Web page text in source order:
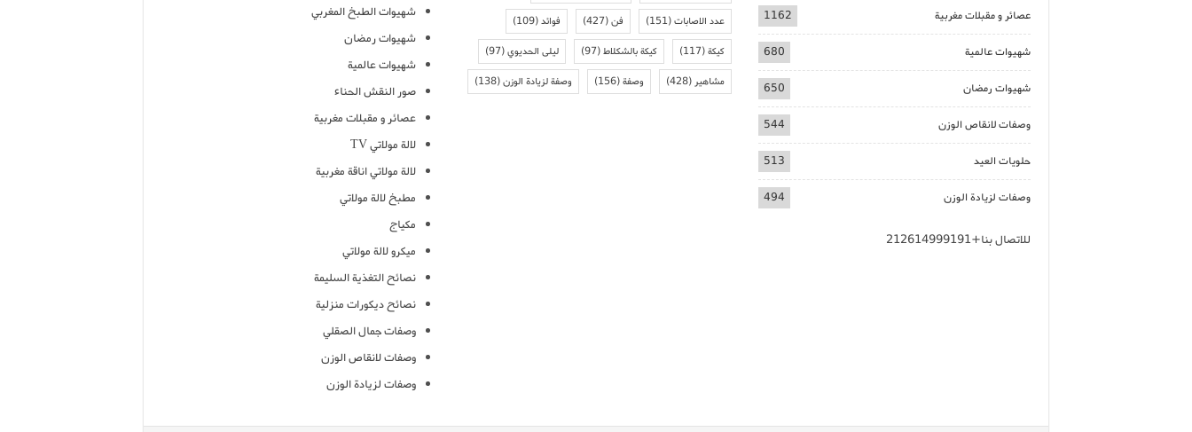
عصائر و مقبلات مغربية 1162
شهيوات عالمية 680
شهيوات رمضان 650
وصفات لانقاص الوزن 544
حلويات العيد 513
وصفات لزيادة الوزن 494
للاتصال بنا+212614999191
عدد الاصابات(151) فن(427) فوائد(109)
كيكة(117) كيكة بالشكلاط(97) ليلى الحديوي(97)
مشاهير(428) وصفة(156) وصفة لزيادة الوزن(138)
شهيوات الطبخ المغربي
شهيوات رمضان
شهيوات عالمية
صور النقش الحناء
عصائر و مقبلات مغربية
لالة مولاتي TV
لالة مولاتي اناقة مغربية
مطبخ لالة مولاتي
مكياج
ميكرو لالة مولاتي
نصائح التغذية السليمة
نصائح ديكورات منزلية
وصفات جمال الصقلي
وصفات لانقاص الوزن
وصفات لزيادة الوزن